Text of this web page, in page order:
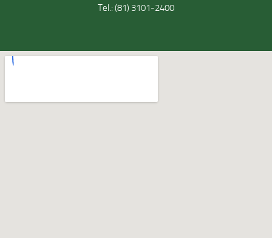
Tel.: (81) 3101-2400